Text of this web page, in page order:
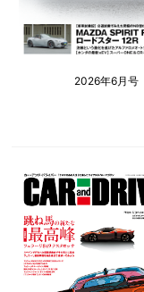
2026年6月号